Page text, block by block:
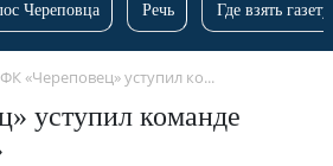
Череповца Речь Где взять
ФК «Череповец» уступил ко...
уступил команде